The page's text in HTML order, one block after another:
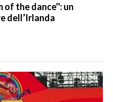
of the dance'': un
dell’Irlanda